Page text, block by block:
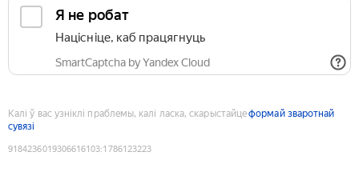
Я не робат
Націсніце, каб працягнуць
SmartCaptcha by Yandex Cloud
Калі ў вас узніклі праблемы, калі ласка, скарыстайцеформай зваротнай
сувязі
9184236019306616103:1786123223